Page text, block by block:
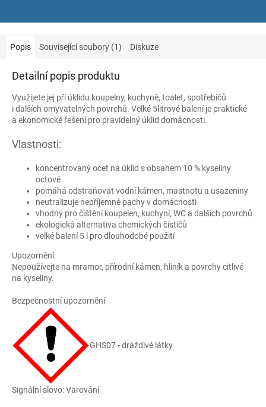
Popis Související soubory (1) Diskuze
Detailní popis produktu
Využijete jej při úklidu koupelny, kuchyně, toalet, spotřebičů
i dalších omyvatelných povrchů. Velké 5litrové balení je praktické
a ekonomické řešení pro pravidelný úklid domácnosti.
Vlastnosti:
koncentrovaný ocet na úklid s obsahem 10 % kyseliny
octové
pomáhá odstraňovat vodní kámen, mastnotu a usazeniny
neutralizuje nepříjemné pachy v domácnosti
vhodný pro čištění koupelen, kuchyní, WC a dalších povrchů
ekologická alternativa chemických čističů
velké balení 5 l pro dlouhodobé použití
Upozornění:
Nepoužívejte na mramor, přírodní kámen, hliník a povrchy citlivé
na kyseliny.
Bezpečnostní upozornění
GHS07 - dráždivé látky
Signální slovo: Varování